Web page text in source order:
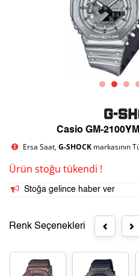
Casio GM-
Ersa Saat,G-SHOCK markasının
Ürün stoğu tükendi !
Stoğa gelince haber ver
Renk Seçenekleri